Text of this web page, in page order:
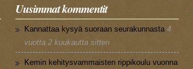
Uusimmat kommentit
Kannattaa kysyä suoraan seurakunnasta 4
vuotta 2 kuukautta sitten
Kemin kehitysvammaisten rippikoulu vuonna